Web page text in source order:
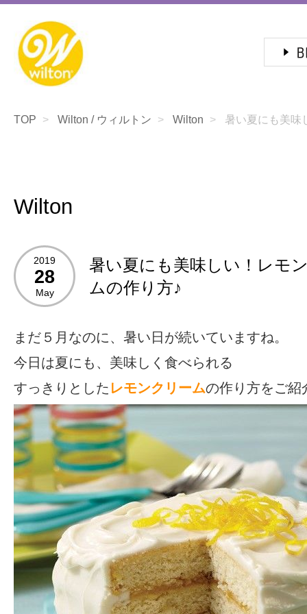
TOP Wilton / ウィルトン Wilton 暑い夏にも美味
Wilton
2019
28
May
暑い夏にも美味しい！レモ
ムの作り方♪
まだ５月なのに、暑い日が続いていますね。
今日は夏にも、美味しく食べられる
すっきりとした レモンクリームの作り方をご紹